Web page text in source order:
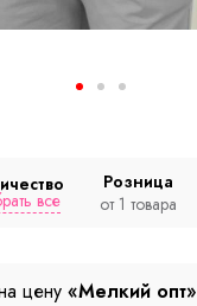
все
Розница
от 1 товара
цену «Мелкий опт»